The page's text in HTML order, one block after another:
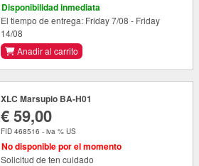
Disponibilidad inmediata
El tiempo de entrega: Friday 7/08 - Friday
14/08
Anadir al carrito
XLC Marsupio BA-H01
€ 59,00
FID 468516 - iva % US
No disponible por el momento
Solicitud de ten cuidado